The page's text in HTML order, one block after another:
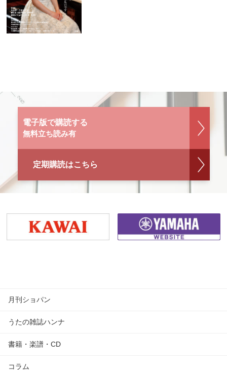
電子版で購読する
無料立ち読み有
定期購読はこちら
月刊ショパン
うたの雑誌ハンナ
書籍・楽譜・CD
コラム